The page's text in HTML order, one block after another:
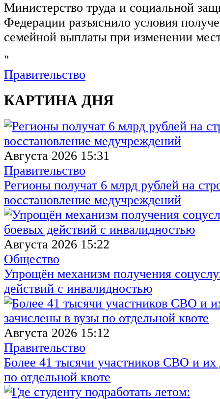
Министерство труда и социальной
Федерации разъяснило условия
семейной выплаты при изменении
"
Правительство
КАРТИНА ДНЯ
Августа 2026 15:31
Правительство
Регионы получат 6 млрд рублей на
восстановление медучреждений
Августа 2026 15:22
Общество
Упрощён механизм получения
действий с инвалидностью
Августа 2026 15:12
Правительство
Более 41 тысячи участников СВО и их
по отдельной квоте